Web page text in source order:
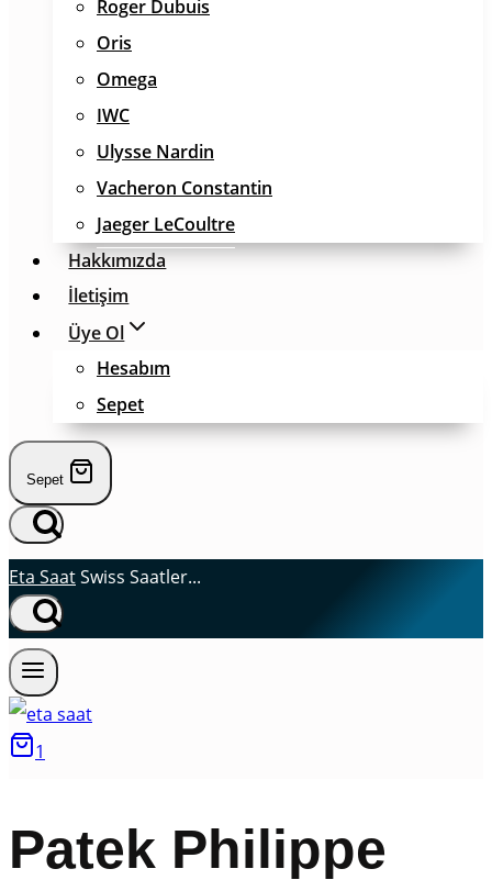
Roger Dubuis
Oris
Omega
IWC
Ulysse Nardin
Vacheron Constantin
Jaeger LeCoultre
Hakkımızda
İletişim
Üye Ol
Hesabım
Sepet
Sepet
Eta SaatSwiss Saatler...
1
Patek Philippe